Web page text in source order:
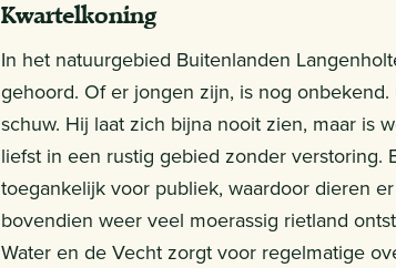
Kwartelkoning
In het natuurgebied Buitenlanden
gehoord. Of er jongen zijn, is nog
schuw. Hij laat zich bijna nooit zien, maar is
liefst in een rustig gebied zonder verstoring.
toegankelijk voor publiek, waardoor dieren
bovendien weer veel moerassig rietland
Water en de Vecht zorgt voor regelmatige